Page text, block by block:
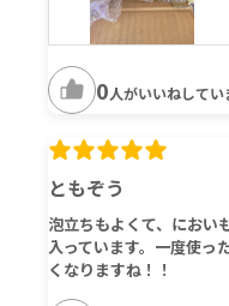
0人がいいねしてい
ともぞう
泡立ちもよくて、におい
入っています。一度使っ
くなりますね！！